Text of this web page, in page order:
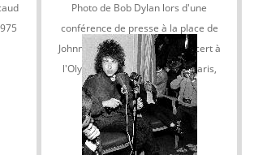
Photo de Bob Dylan lors d'une
conférence de presse à la place de
Johnny Hallyday avant son concert à
l'Olympia, Neuilly-sur-Seine, Paris,
23 mai 1966